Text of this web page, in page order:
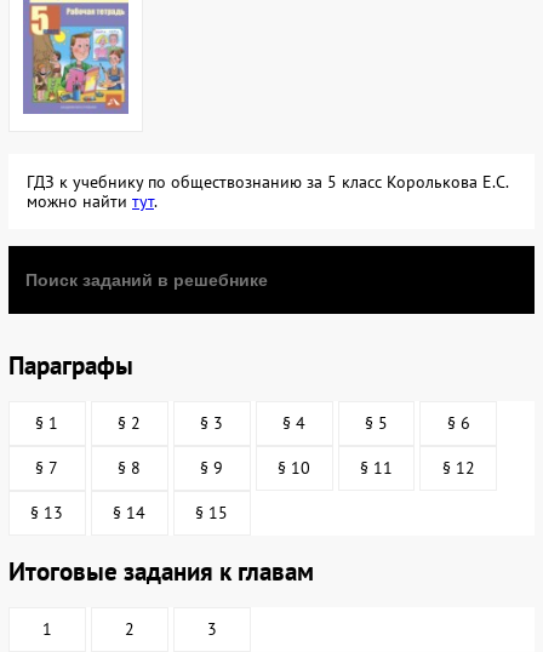
ГДЗ к учебнику по обществознанию за 5 класс Королькова Е.С.
можно найти тут.
Параграфы
§ 1 § 2 § 3 § 4 § 5 § 6
§ 7 § 8 § 9 § 10 § 11 § 12
§ 13 § 14 § 15
Итоговые задания к главам
1 2 3